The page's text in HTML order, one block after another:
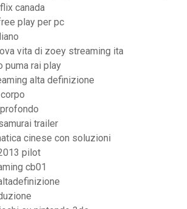
canada
play per pc
vita di zoey streaming ita
puma rai play
alta definizione
trailer
cinese con soluzioni
pilot
cb01